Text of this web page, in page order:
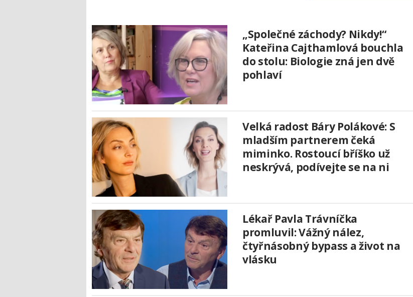
„Společné záchody? Nikdy!“
Kateřina Cajthamlová bouchla
do stolu: Biologie zná jen dvě
pohlaví
Velká radost Báry Polákové: S
mladším partnerem čeká
miminko. Rostoucí bříško už
neskrývá, podívejte se na ni
Lékař Pavla Trávníčka
promluvil: Vážný nález,
čtyřnásobný bypass a život na
vlásku